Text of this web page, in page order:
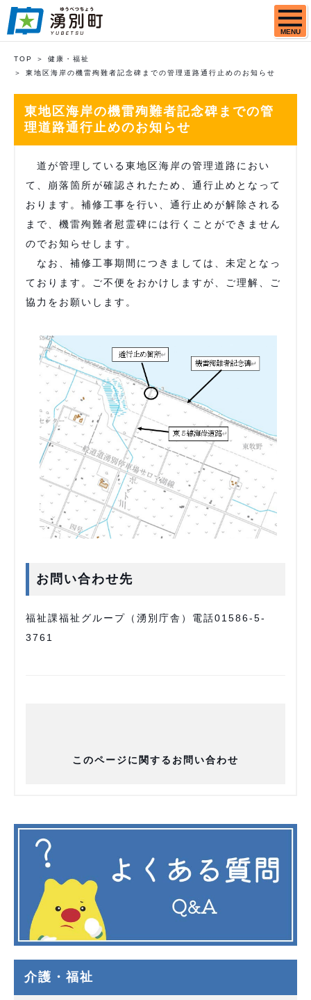
MENU
TOP
健康・福祉
東地区海岸の機雷殉難者記念碑までの管理道路通行止めのお知らせ
東地区海岸の機雷殉難者記念碑までの管
理道路通行止めのお知らせ
道が管理している東地区海岸の管理道路におい
て、崩落箇所が確認されたため、通行止めとなって
おります。補修工事を行い、通行止めが解除される
まで、機雷殉難者慰霊碑には行くことができません
のでお知らせします。
なお、補修工事期間につきましては、未定となっ
ております。ご不便をおかけしますが、ご理解、ご
協力をお願いします。
お問い合わせ先
福祉課福祉グループ（湧別庁舎）電話01586-5-
3761
このページに関するお問い合わせ
介護・福祉